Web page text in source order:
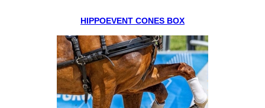
HIPPOEVENT CONES BOX